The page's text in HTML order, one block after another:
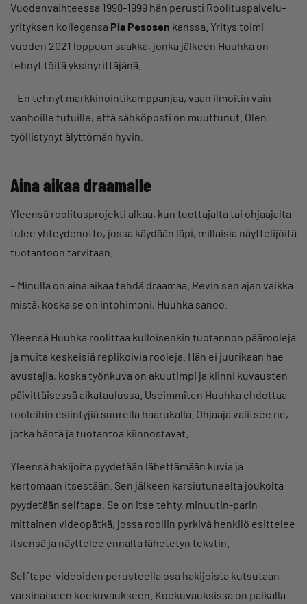
Vuodenvaihteessa 1998-1999 hän perusti Roolituspalvelu-
yrityksen kollegansa Pia Pesosen kanssa. Yritys toimi
vuoden 2021 loppuun saakka, jonka jälkeen Huuhka on
tehnyt töitä yksinyrittäjänä.
– En tehnyt markkinointikamppanjaa, vaan ilmoitin vain
vanhoille tutuille, että sähköposti on muuttunut. Olen
työllistynyt älyttömän hyvin.
Aina aikaa draamalle
Yleensä roolitusprojekti alkaa, kun tuottajalta tai ohjaajalta
tulee yhteydenotto, jossa käydään läpi, millaisia näyttelijöitä
tuotantoon tarvitaan.
– Minulla on aina aikaa tehdä draamaa. Revin sen ajan vaikka
mistä, koska se on intohimoni, Huuhka sanoo.
Yleensä Huuhka roolittaa kulloisenkin tuotannon päärooleja
ja muita keskeisiä replikoivia rooleja. Hän ei juurikaan hae
avustajia, koska työnkuva on akuutimpi ja kiinni kuvausten
päivittäisessä aikataulussa. Useimmiten Huuhka ehdottaa
rooleihin esiintyjiä suurella haarukalla. Ohjaaja valitsee ne,
jotka häntä ja tuotantoa kiinnostavat.
Yleensä hakijoita pyydetään lähettämään kuvia ja
kertomaan itsestään. Sen jälkeen karsiutuneelta joukolta
pyydetään selftape. Se on itse tehty, minuutin-parin
mittainen videopätkä, jossa rooliin pyrkivä henkilö esittelee
itsensä ja näyttelee ennalta lähetetyn tekstin.
Selftape-videoiden perusteella osa hakijoista kutsutaan
varsinaiseen koekuvaukseen. Koekuvauksissa on paikalla